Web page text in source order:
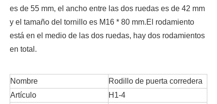
es de 55 mm, el ancho entre las dos ruedas es de 42 mm
y el tamaño del tornillo es M16 * 80 mm.El rodamiento
está en el medio de las dos ruedas, hay dos rodamientos
en total.
Nombre
Rodillo de puerta corredera
Artículo
H1-4